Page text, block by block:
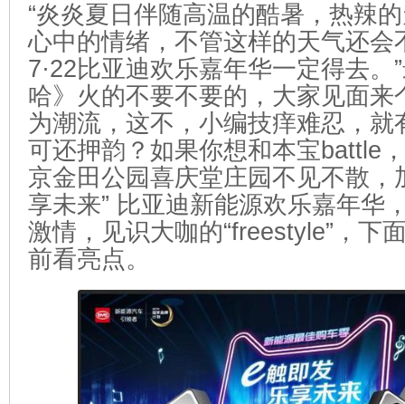
“炎炎夏日伴随高温的酷暑，热辣
心中的情绪，不管这样的天气还会
7·22比亚迪欢乐嘉年华一定得去。
哈》火的不要不要的，大家见面来
为潮流，这不，小编技痒难忍，就
可还押韵？如果你想和本宝battle
京金田公园喜庆堂庄园不见不散，
享未来” 比亚迪新能源欢乐嘉年华
激情，见识大咖的“freestyle”，下
前看亮点。